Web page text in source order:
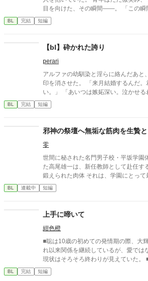
目を向けた、その瞬間——。 「この瞬間だと思った。」 すべてを
愛で終わらせた、沈黙の恋の物語。 IFストーリーあり 誤字あ
れば報告お願いします！
BL 完結 短編
【bl】砕かれた誇り
perari
アルファの幼馴染と淫らに絡んだあと
印を消させた。 「来月結婚するんだ
い。」 「あいつは嫉妬深い。泣かせ
ももう年頃の残り物のオメガだろ？
アルファとお見合いするなんてありえ
す。 「長い間、俺に従ってきたんだか
い。」 「結婚の日には招待状を送る。
--- いくつかのコメントを拝見し、大変
す。 私は現在日本語を勉強しており、
ませんが、 一部に翻訳ソフトを使用
さる中で日本語のおかしな点をご指摘
BL 完結 短編
邪神の祭壇へ無垢な筋肉を生贄
零
世間に秘された名門男子校・平坂学園体育科 空手の名選
た高尾雄一は、新任教師として赴任する 高潔な人格と鋼のよう
鍛えられた肉体 それは、学園にとって最高の生贄の候補に他なら
なかった 至高の筋肉を持つ、精神を削られ意志をなくした青年を
太古の神に捧げるため、“水”、“風”、“土
校で繰り広げられるダークファンタジー
BL 連載中 短編
上手に啼いて
紺色橙
■聡は10歳の初めての発情期の際、大
れ以来関係を継続しているが、愛では
現状はそろそろ終わりが見えていた。
定。■『それは愛か本能か』と同じ世
し。
BL 完結 短編